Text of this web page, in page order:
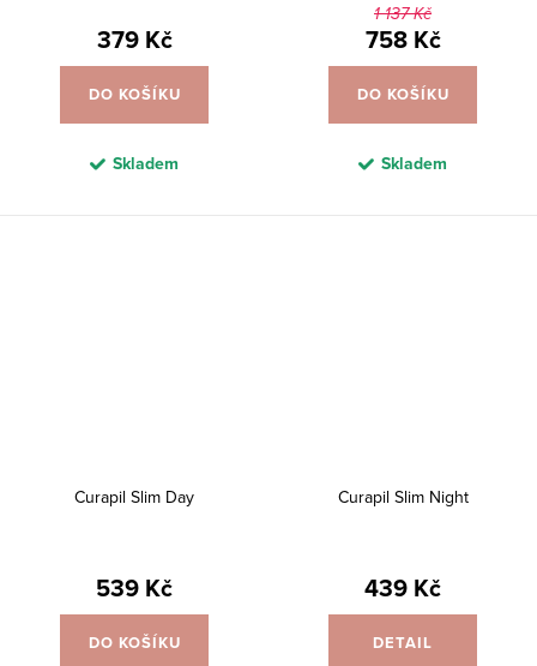
379 Kč
DO KOŠÍKU
Skladem
1 137 Kč
758 Kč
DO KOŠÍKU
Skladem
Curapil Slim Day
539 Kč
DO KOŠÍKU
Curapil Slim Night
439 Kč
DETAIL